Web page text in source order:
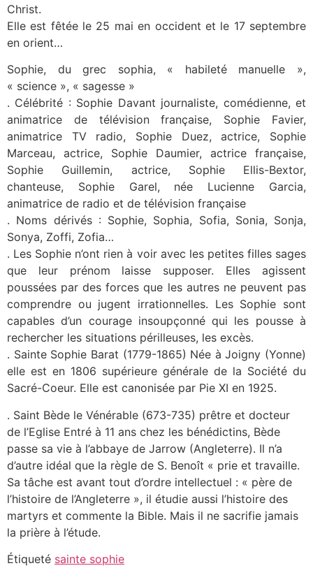
Christ.
Elle est fêtée le 25 mai en occident et le 17 septembre
en orient…
Sophie, du grec sophia, « habileté manuelle »,
« science », « sagesse »
. Célébrité : Sophie Davant journaliste, comédienne, et
animatrice de télévision française, Sophie Favier,
animatrice TV radio, Sophie Duez, actrice, Sophie
Marceau, actrice, Sophie Daumier, actrice française,
Sophie Guillemin, actrice, Sophie Ellis-Bextor,
chanteuse, Sophie Garel, née Lucienne Garcia,
animatrice de radio et de télévision française
. Noms dérivés : Sophie, Sophia, Sofia, Sonia, Sonja,
Sonya, Zoffi, Zofia…
. Les Sophie n’ont rien à voir avec les petites filles sages
que leur prénom laisse supposer. Elles agissent
poussées par des forces que les autres ne peuvent pas
comprendre ou jugent irrationnelles. Les Sophie sont
capables d’un courage insoupçonné qui les pousse à
rechercher les situations périlleuses, les excès.
. Sainte Sophie Barat (1779-1865) Née à Joigny (Yonne)
elle est en 1806 supérieure générale de la Société du
Sacré-Coeur. Elle est canonisée par Pie XI en 1925.
. Saint Bède le Vénérable (673-735) prêtre et docteur
de l’Eglise Entré à 11 ans chez les bénédictins, Bède
passe sa vie à l’abbaye de Jarrow (Angleterre). Il n’a
d’autre idéal que la règle de S. Benoît « prie et travaille.
Sa tâche est avant tout d’ordre intellectuel : « père de
l’histoire de l’Angleterre », il étudie aussi l’histoire des
martyrs et commente la Bible. Mais il ne sacrifie jamais
la prière à l’étude.
Étiqueté sainte sophie